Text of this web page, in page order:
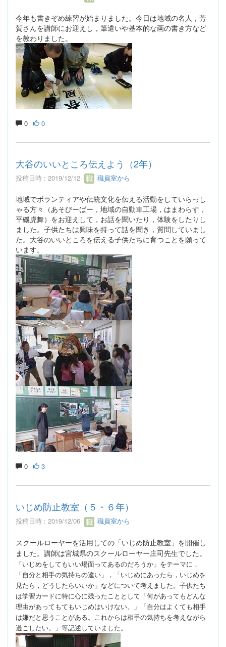
今年も書きぞめ練習が始まりました。今日は地域の名人，芳
賀さんを講師にお迎えし，筆遣いや基本的な画の書き方など
を教わりました。
0 0
大谷のいいところ伝えよう（2年）
投稿日時 : 2019/12/12 職員室から
地域でボランティアや伝統文化を伝える活動をしていらっし
ゃる方々（あそびーばー，地域の自動車工場，はまわらす，
平磯虎舞）をお迎えして，お話を聞いたり，体験をしたりし
ました。子供たちは興味を持って話を聞き，質問していまし
た。大谷のいいところを伝える子供たちに育つことを願って
います。
0 3
いじめ防止教室（５・６年）
投稿日時 : 2019/12/06 職員室から
スクールローヤーを活用しての「いじめ防止教室」を開催し
ました。講師は宮城県のスクールローヤー庄司先生でした。
「いじめをしてもいい場面ってあるのだろうか」をテーマに，
「 自分と相手の気持ちの違い」，「 いじめにあったら，いじめを
見たら，どうしたらいいか」などについて考えました。子供たち
は学習カードに特に心に残ったこととして「何があってもどんな
理由があってもてもいじめはいけない。」「自分はよくても相手
は嫌だと思うことがある。これからは相手の気持ちを考えながら
過ごしたい。」等記述していました。